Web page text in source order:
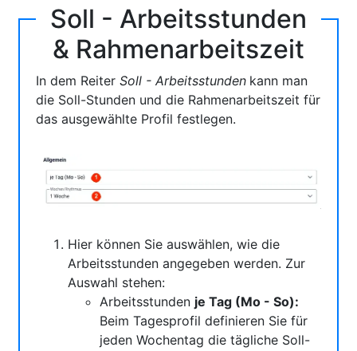
Soll - Arbeitsstunden
& Rahmenarbeitszeit
In dem Reiter Soll - Arbeitsstunden kann man
die Soll-Stunden und die Rahmenarbeitszeit für
das ausgewählte Profil festlegen.
Hier können Sie auswählen, wie die
Arbeitsstunden angegeben werden. Zur
Auswahl stehen:
Arbeitsstunden je Tag (Mo - So):
Beim Tagesprofil definieren Sie für
jeden Wochentag die tägliche Soll-